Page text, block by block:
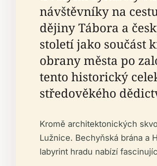
návštěvníky na
dějiny Tábora a
století jako součást
obrany města po
tento historický
středověkého
Kromě architektonických
Lužnice. Bechyňská brána a
labyrint hradu nabízí